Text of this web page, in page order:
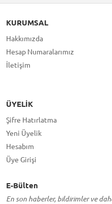
KURUMSAL
Hakkımızda
Hesap Numaralarımız
İletişim
ÜYELIK
Şifre Hatırlatma
Yeni Üyelik
Hesabım
Üye Girişi
E-Bülten
En son haberler, bildirimler ve